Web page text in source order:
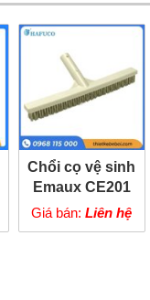
Chổi cọ vệ sinh
Emaux CE201
Giá bán:Liên hệ